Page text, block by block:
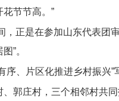
节节高。”
，正是在参加山东代表团
”。
序、片区化推进乡村振兴
郭庄村，三个相邻村共